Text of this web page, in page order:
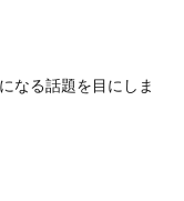
なる話題を目にしま